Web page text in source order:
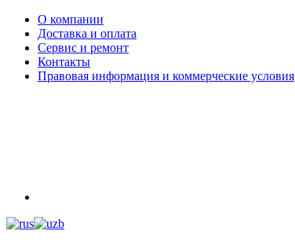
О компании
Доставка и оплата
Сервис и ремонт
Контакты
Правовая информация и коммерческие условия